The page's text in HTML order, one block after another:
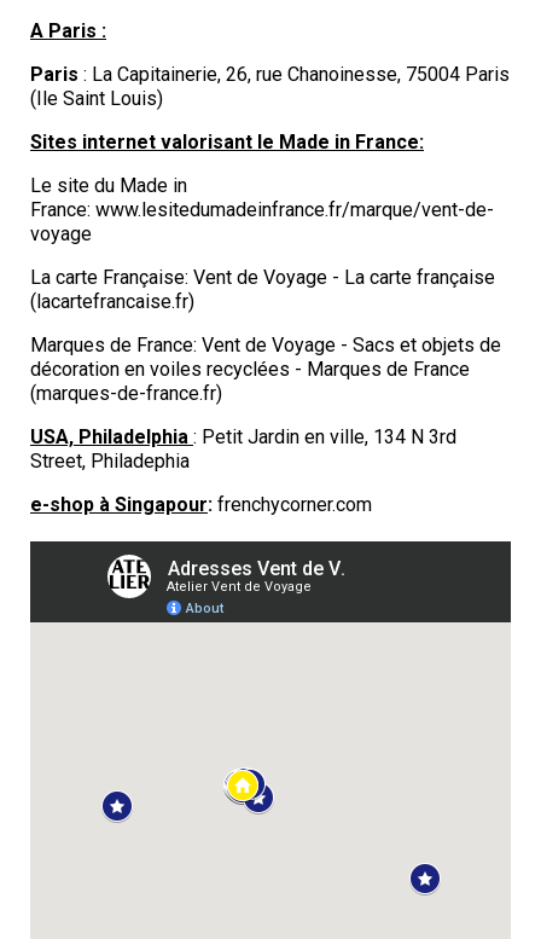
A Paris :
Paris : La Capitainerie, 26, rue Chanoinesse, 75004 Paris
(Ile Saint Louis)
Sites internet valorisant le Made in France:
Le site du Made in
France: www.lesitedumadeinfrance.fr/marque/vent-de-
voyage
La carte Française: Vent de Voyage - La carte française
(lacartefrancaise.fr)
Marques de France: Vent de Voyage - Sacs et objets de
décoration en voiles recyclées - Marques de France
(marques-de-france.fr)
USA, Philadelphia : Petit Jardin en ville, 134 N 3rd
Street, Philadephia
e-shop à Singapour: frenchycorner.com